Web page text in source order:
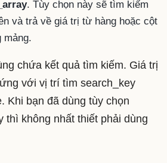
. Tùy chọn này sẽ tìm kiếm
và trả về giá trị từ hàng hoặc cột
mảng.
chứa kết quả tìm kiếm. Giá trị
với vị trí tìm search_key
Khi bạn đã dùng tùy chọn
thì không nhất thiết phải dùng